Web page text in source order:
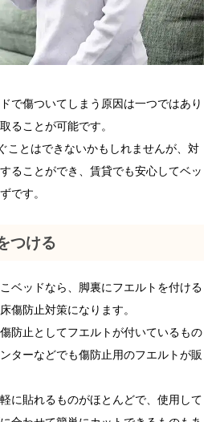
で傷ついてしまう原因は一つではあり
ることが可能です。
ことはできないかもしれませんが、対
ることができ、賃貸でも安心してベッ
です。
つける
ベッドなら、脚裏にフエルトを付ける
傷防止対策になります。
防止としてフエルトが付いているもの
ターなどでも傷防止用のフエルトが販
に貼れるものがほとんどで、使用して